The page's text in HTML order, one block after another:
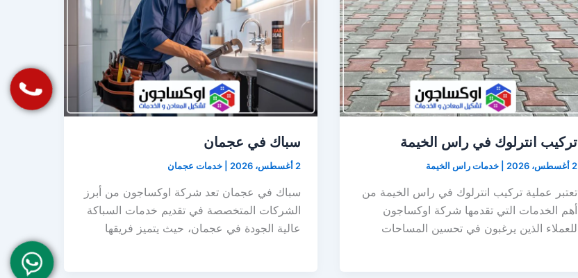
تركيب انترلوك في راس الخيمة
2 أغسطس، 2026 |خدمات راس الخيمة
تعتبر عملية تركيب انترلوك في راس الخيمة من
أهم الخدمات التي تقدمها شركة اوكساجون
للعملاء الذين يرغبون في تحسين المساحات
سباك في عجمان
2 أغسطس، 2026 خدمات عجمان
سباك في عجمان تعد شركة اوكساجون من أبرز
الشركات المتخصصة في تقديم خدمات السباكة
عالية الجودة في عجمان، حيث يتميز فريقها